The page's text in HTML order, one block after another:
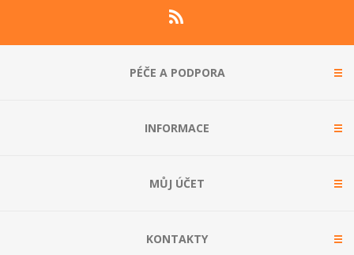
PÉČE A PODPORA
INFORMACE
MŮJ ÚČET
KONTAKTY